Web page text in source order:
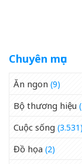
Chuyên mục
Ăn ngon (9)
Bộ thương hiệu
Cuộc sống (3.531)
Đồ họa (2)